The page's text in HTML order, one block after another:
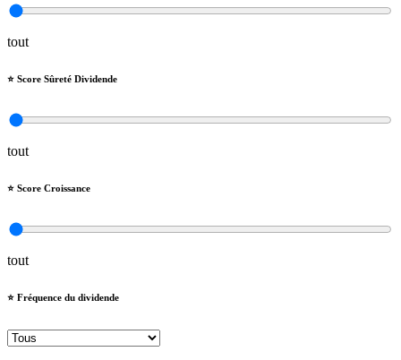
tout
⭐️ Score Sûreté Dividende
tout
⭐️ Score Croissance
tout
⭐️ Fréquence du dividende